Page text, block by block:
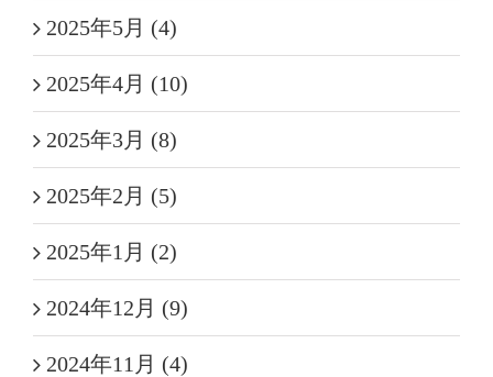
2025年5月 (4)
2025年4月 (10)
2025年3月 (8)
2025年2月 (5)
2025年1月 (2)
2024年12月 (9)
2024年11月 (4)